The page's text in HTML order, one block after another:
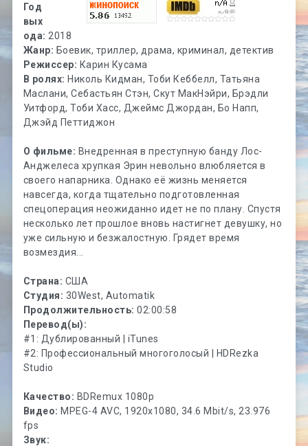
Год
вых
ода: 2018
Жанр: Боевик, триллер, драма, криминал, детектив
Режиссер: Карин Кусама
В ролях: Николь Кидман, Тоби Кеббелл, Татьяна
Маслани, Себастьян Стэн, Скут МакНэйри, Брэдли
Уитфорд, Тоби Хасс, Джеймс Джордан, Бо Напп,
Джэйд Петтиджон
О фильме: Внедренная в преступную банду Лос-
Анджелеса хрупкая Эрин невольно влюбляется в
своего напарника. Однако её жизнь меняется
навсегда, когда тщательно подготовленная
спецоперация неожиданно идет не по плану. Спустя
несколько лет прошлое вновь настигнет девушку, но
уже сильную и безжалостную. Грядет время
возмездия...
Страна: США
Студия: 30West, Automatik
Продолжительность: 02:00:58
Перевод(ы):
#1: Дублированный | iTunes
#2: Профессиональный многоголосый | HDRezka
Studio
Качество: BDRemux 1080p
Видео: MPEG-4 AVC, 1920x1080, 34.6 Mbit/s, 23.976
fps
Звук: